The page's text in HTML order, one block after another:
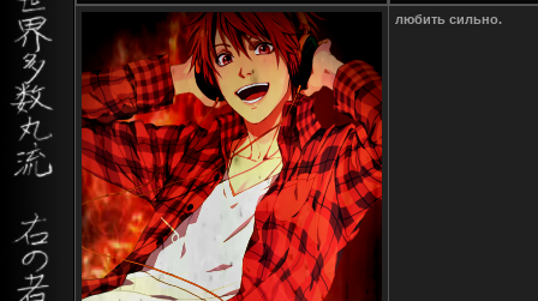
любить сильно.